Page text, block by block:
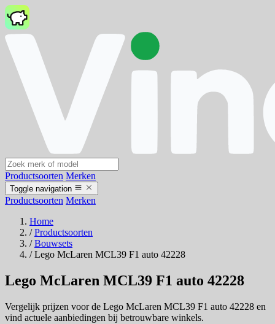
Productsoorten Merken
Toggle navigation
Productsoorten Merken
Home
/ Productsoorten
/ Bouwsets
/ Lego McLaren MCL39 F1 auto 42228
Lego McLaren MCL39 F1 auto 42228
Vergelijk prijzen voor de Lego McLaren MCL39 F1 auto 42228 en
vind actuele aanbiedingen bij betrouwbare winkels.